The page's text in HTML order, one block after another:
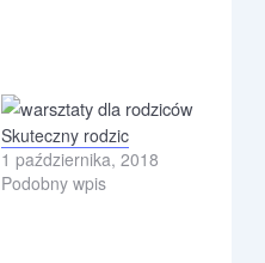
Skuteczny rodzic
1 października, 2018
Podobny wpis